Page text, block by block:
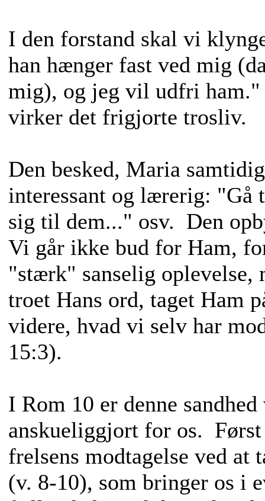
I den forstand skal vi
han hænger fast ved mig
mig), og jeg vil udfri
virker det frigjorte trosliv.
Den besked, Maria
interessant og lærerig: "Gå
sig til dem..." osv. Den
Vi går ikke bud for Ham,
"stærk" sanselig oplevelse,
troet Hans ord, taget Ham
videre, hvad vi selv har
15:3).
I Rom 10 er denne
anskueliggjort for os.
frelsens modtagelse ved at
(v. 8-10), som bringer os i